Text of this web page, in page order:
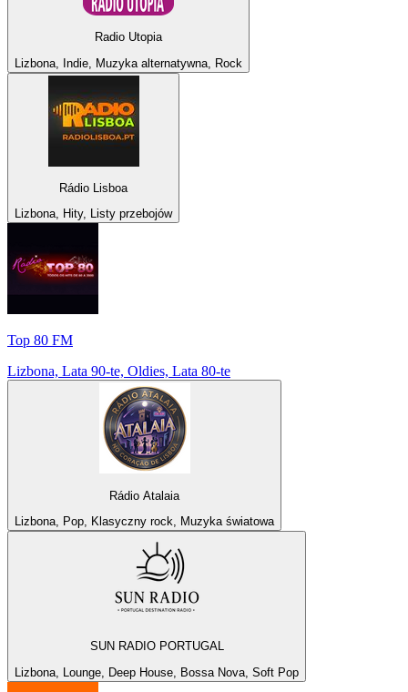
Radio Utopia
Lizbona, Indie, Muzyka alternatywna, Rock
Rádio Lisboa
Lizbona, Hity, Listy przebojów
Top 80 FM
Lizbona, Lata 90-te, Oldies, Lata 80-te
Rádio Atalaia
Lizbona, Pop, Klasyczny rock, Muzyka światowa
SUN RADIO PORTUGAL
Lizbona, Lounge, Deep House, Bossa Nova, Soft Pop